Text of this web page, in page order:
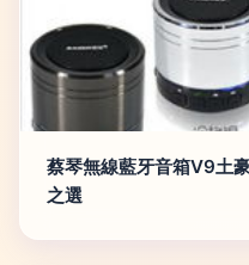
蔡琴無線藍牙音箱V9土
之選